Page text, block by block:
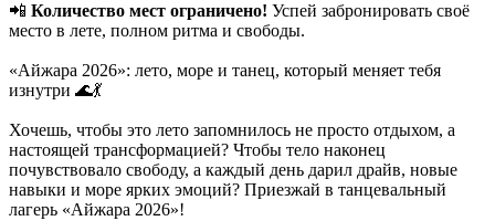
📲 Количество мест ограничено! Успей забронировать своё
место в лете, полном ритма и свободы.
«Айжара 2026»: лето, море и танец, который меняет тебя
изнутри 🌊💃
Хочешь, чтобы это лето запомнилось не просто отдыхом, а
настоящей трансформацией? Чтобы тело наконец
почувствовало свободу, а каждый день дарил драйв, новые
навыки и море ярких эмоций? Приезжай в танцевальный
лагерь «Айжара 2026»!